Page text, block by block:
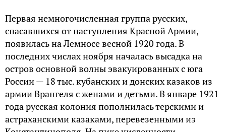
Первая немногочисленная группа русских,
спасавшихся от наступления Красной Армии,
появилась на Лемносе весной 1920 года. В
последних числах ноября началась высадка на
остров основной волны эвакуированных с юга
России — 18 тыс. кубанских и донских казаков из
армии Врангеля с женами и детьми. В январе 1921
года русская колония пополнилась терскими и
астраханскими казаками, перевезенными из